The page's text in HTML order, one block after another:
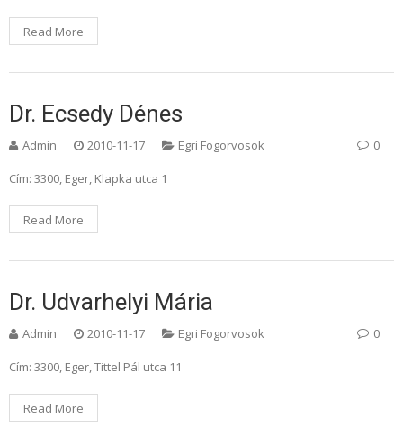
Read More
Dr. Ecsedy Dénes
Admin 2010-11-17 Egri Fogorvosok 0
Cím: 3300, Eger, Klapka utca 1
Read More
Dr. Udvarhelyi Mária
Admin 2010-11-17 Egri Fogorvosok 0
Cím: 3300, Eger, Tittel Pál utca 11
Read More